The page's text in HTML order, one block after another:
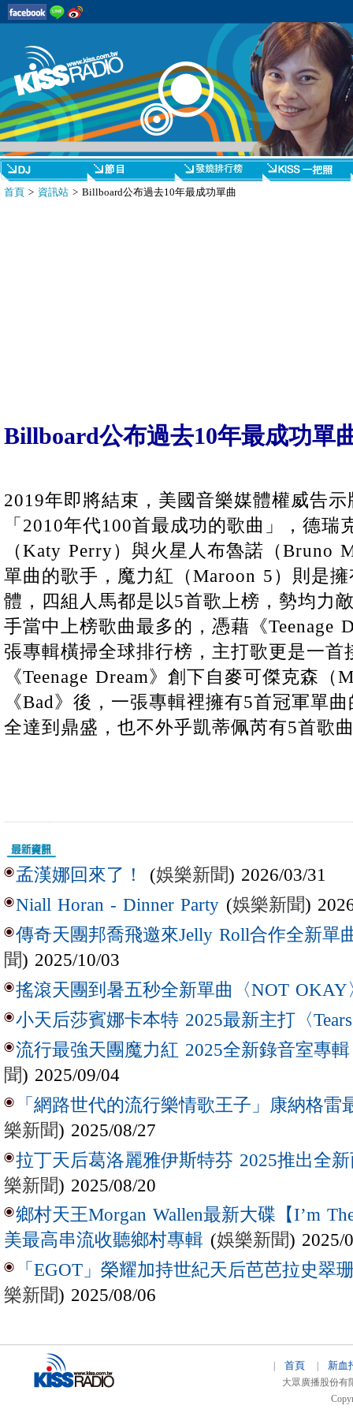
首頁 > 資訊站 > Billboard公布過去10年最成功單曲
Billboard公布過去10年最成功單
2019年即將結束，美國音樂媒體權威告
「2010年代100首最成功的歌曲」，德瑞
（Katy Perry）與火星人布魯諾（Bruno
單曲的歌手，魔力紅（Maroon 5）則是
體，四組人馬都是以5首歌上榜，勢均力
手當中上榜歌曲最多的，憑藉《Teenage
張專輯橫掃全球排行榜，主打歌更是一首
《Teenage Dream》創下自麥可傑克森（
《Bad》後，一張專輯裡擁有5首冠軍單
全達到鼎盛，也不外乎凱蒂佩芮有5首歌
孟漢娜回來了！ (娛樂新聞) 2026/03/31
Niall Horan - Dinner Party (娛樂新聞)
傳奇天團邦喬飛邀來Jelly Roll合作全新單
聞) 2025/10/03
搖滾天團到暑五秒全新單曲〈NOT OKAY
小天后莎賓娜卡本特 2025最新主打〈
流行最強天團魔力紅 2025全新錄音室專
聞) 2025/09/04
「網路世代的流行樂情歌王子」康納格雷
樂新聞) 2025/08/27
拉丁天后葛洛麗雅伊斯特芬 2025推出全新
樂新聞) 2025/08/20
鄉村天王Morgan Wallen最新大碟【I’m
美最高串流收聽鄉村專輯 (娛樂新聞) 2025/
「EGOT」榮耀加持世紀天后芭芭拉史翠
樂新聞) 2025/08/06
首頁 新血
大眾廣播股份有